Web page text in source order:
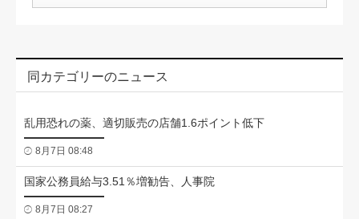
同カテゴリーのニュース
乱用恐れの薬、適切販売の店舗1.6ポイント低下
8月7日 08:48
国家公務員給与3.51％増勧告、人事院
8月7日 08:27